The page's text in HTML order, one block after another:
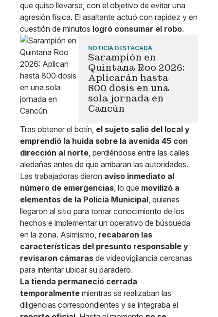
que quiso llevarse, con el objetivo de evitar una
agresión física. El asaltante actuó con rapidez y en
cuestión de minutos logró consumar el robo.
NOTICIA DESTACADA
Sarampión en
Quintana Roo 2026:
Aplicarán hasta
800 dosis en una
sola jornada en
Cancún
Tras obtener el botín, el sujeto salió del local y
emprendió la huida sobre la avenida 45 con
dirección al norte, perdiéndose entre las calles
aledañas antes de que arribaran las autoridades.
Las trabajadoras dieron aviso inmediato al
número de emergencias, lo que movilizó a
elementos de la Policía Municipal, quienes
llegaron al sitio para tomar conocimiento de los
hechos e implementar un operativo de búsqueda
en la zona. Asimismo, recabaron las
características del presunto responsable y
revisaron cámaras de videovigilancia cercanas
para intentar ubicar su paradero.
La tienda permaneció cerrada
temporalmente mientras se realizaban las
diligencias correspondientes y se integraba el